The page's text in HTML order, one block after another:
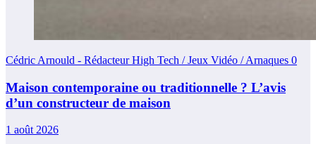
Cédric Arnould - Rédacteur High Tech / Jeux Vidéo / Arnaques 0
Maison contemporaine ou traditionnelle ? L’avis
d’un constructeur de maison
1 août 2026